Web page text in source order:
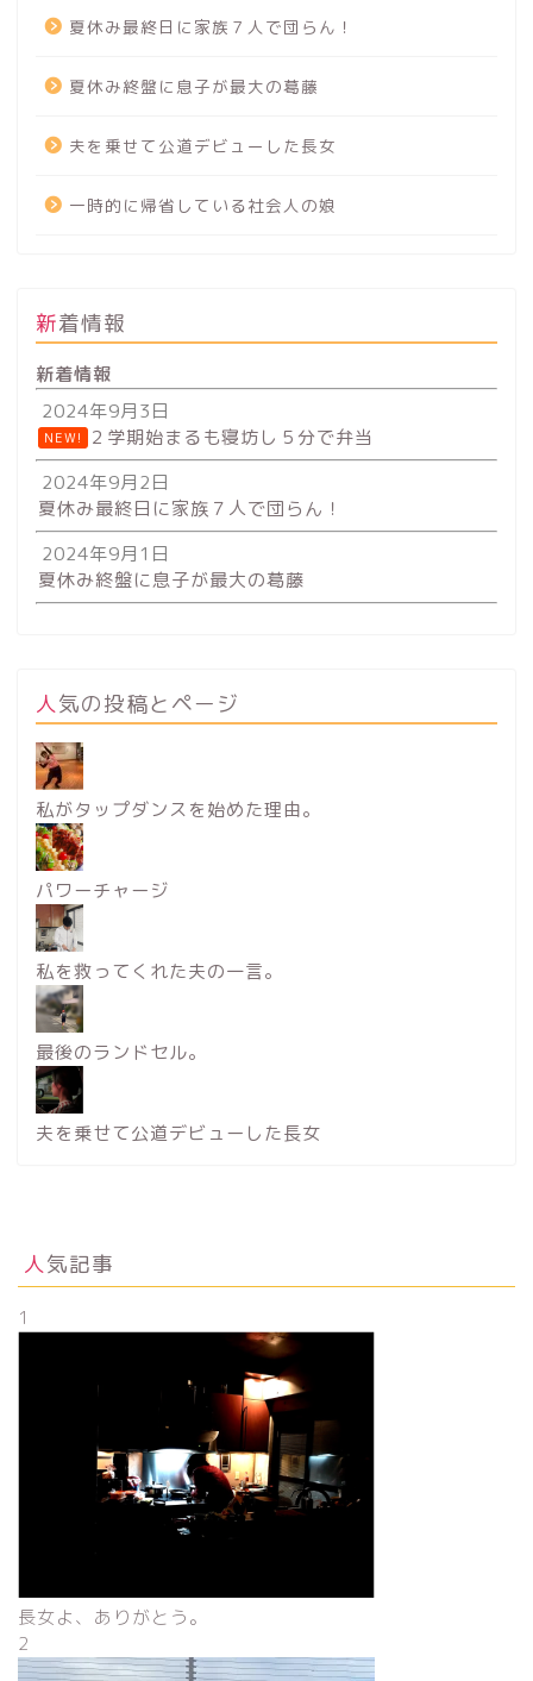
夏休み最終日に家族７人で団らん！
夏休み終盤に息子が最大の葛藤
夫を乗せて公道デビューした長女
一時的に帰省している社会人の娘
新着情報
新着情報
2024年9月3日
NEW!
２学期始まるも寝坊し５分で弁当
2024年9月2日
夏休み最終日に家族７人で団らん！
2024年9月1日
夏休み終盤に息子が最大の葛藤
人気の投稿とページ
私がタップダンスを始めた理由。
パワーチャージ
私を救ってくれた夫の一言。
最後のランドセル。
夫を乗せて公道デビューした長女
人気記事
1
長女よ、ありがとう。
2